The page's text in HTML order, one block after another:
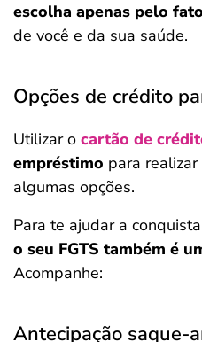
escolha apenas pelo
de você e da sua saúde.
Opções de crédito
Utilizar o cartão de
empréstimo para
algumas opções.
Para te ajudar a
o seu FGTS também é
Acompanhe:
Antecipação saque-